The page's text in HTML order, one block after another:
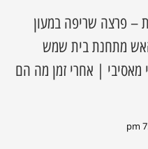
– פרצה שריפה במעון
האש מתחנת בית שמש
מאסיבי | אחרי זמן מה הם